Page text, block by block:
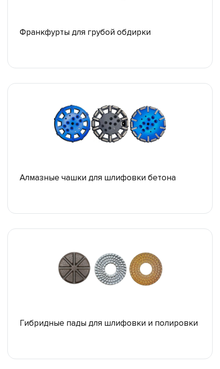
Франкфурты для грубой обдирки
Алмазные чашки для шлифовки бетона
Гибридные пады для шлифовки и полировки